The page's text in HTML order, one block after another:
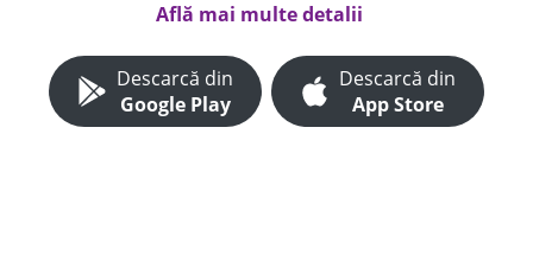
Află mai multe detalii
Descarcă din
Google Play
Descarcă din
App Store